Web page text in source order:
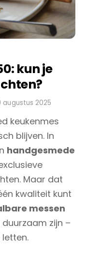
kun je
augustus 2025
keukenmes
blijven. In
handgesmede
Maar dat
kwaliteit kunt
messen
zijn –